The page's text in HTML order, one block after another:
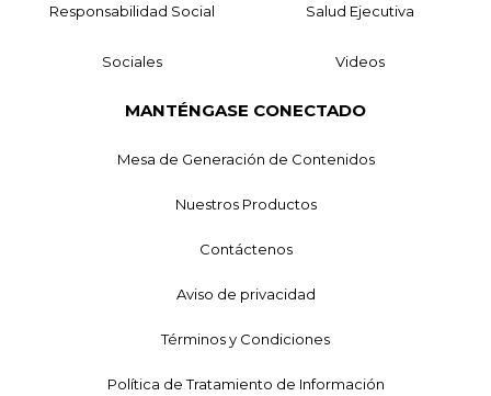
Responsabilidad Social Salud Ejecutiva
Sociales Videos
MANTÉNGASE CONECTADO
Mesa de Generación de Contenidos
Nuestros Productos
Contáctenos
Aviso de privacidad
Términos y Condiciones
Política de Tratamiento de Información